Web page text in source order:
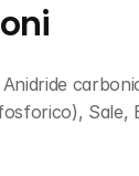
Sale,